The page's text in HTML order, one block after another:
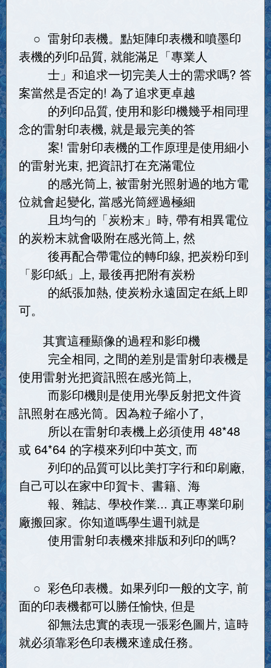
○ 雷射印表機。點矩陣印表機和噴墨印
表機的列印品質, 就能滿足「專業人
士」和追求一切完美人士的需求嗎? 答
案當然是否定的! 為了追求更卓越
的列印品質, 使用和影印機幾乎相同理
念的雷射印表機, 就是最完美的答
案! 雷射印表機的工作原理是使用細小
的雷射光束, 把資訊打在充滿電位
的感光筒上, 被雷射光照射過的地方電
位就會起變化, 當感光筒經過極細
且均勻的「炭粉末」時, 帶有相異電位
的炭粉末就會吸附在感光筒上, 然
後再配合帶電位的轉印線, 把炭粉印到
「影印紙」上, 最後再把附有炭粉
的紙張加熱, 使炭粉永遠固定在紙上即
可。
其實這種顯像的過程和影印機
完全相同, 之間的差別是雷射印表機是
使用雷射光把資訊照在感光筒上,
而影印機則是使用光學反射把文件資
訊照射在感光筒。因為粒子縮小了,
所以在雷射印表機上必須使用 48*48
或 64*64 的字模來列印中英文, 而
列印的品質可以比美打字行和印刷廠,
自己可以在家中印賀卡、書籍、海
報、雜誌、學校作業... 真正專業印刷
廠搬回家。你知道嗎學生週刊就是
使用雷射印表機來排版和列印的嗎?
○ 彩色印表機。如果列印一般的文字, 前
面的印表機都可以勝任愉快, 但是
卻無法忠實的表現一張彩色圖片, 這時
就必須靠彩色印表機來達成任務。